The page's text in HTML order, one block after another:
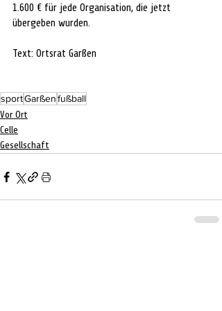
1.600 € für jede Organisation, die jetzt
übergeben wurden.
Text: Ortsrat Garßen
sportGarßenfußball
Vor Ort
Celle
Gesellschaft